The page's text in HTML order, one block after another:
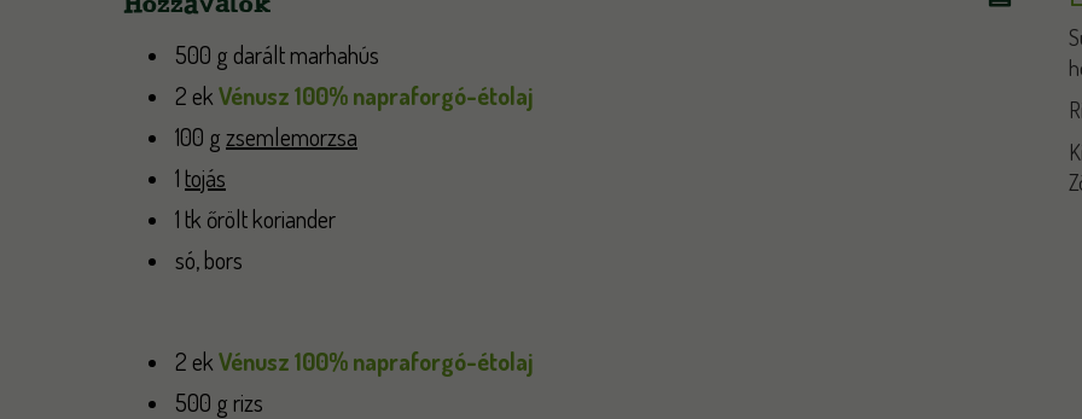
500 g darált marhahús
2 ekVénusz 100% napraforgó-étolaj
100 g zsemlemorzsa
1 tojás
1 tk őrölt koriander
só, bors
2 ekVénusz 100% napraforgó-étolaj
500 g rizs